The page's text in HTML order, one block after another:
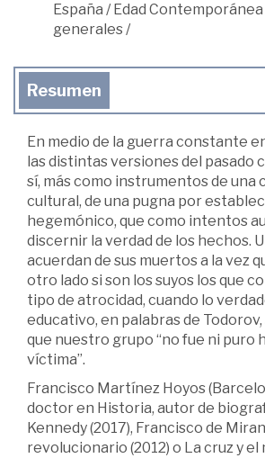
España /Edad Contemporánea
generales/
Resumen
En medio de la guerra constante
las distintas versiones del pasado
sí, más como instrumentos de una
cultural, de una pugna por
hegemónico, que como intentos
discernir la verdad de los hechos.
acuerdan de sus muertos a la vez
otro lado si son los suyos los que
tipo de atrocidad, cuando lo
educativo, en palabras de
que nuestro grupo “no fue ni puro
víctima”.
Francisco Martínez Hoyos
doctor en Historia, autor de
Kennedy (2017), Francisco de
revolucionario (2012) o La cruz y